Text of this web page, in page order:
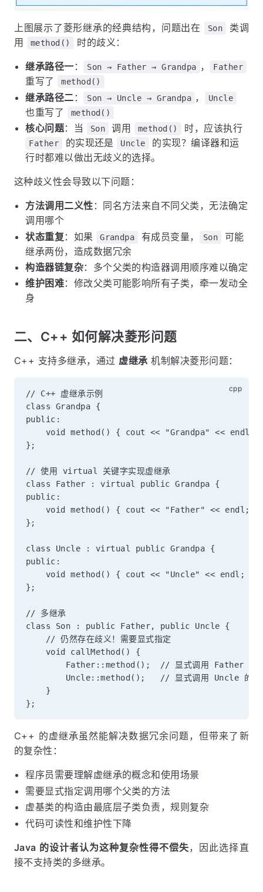
上图展示了菱形继承的经典结构，问题出在 Son
类调
用
method() 时的歧义：
继承路径一 ： Son → Father → Grandpa ， Father
重写了 method()
继承路径二 ： Son → Uncle → Grandpa ， Uncle
也重写了 method()
核心问题：当 Son 调用 method() 时，应该执行
Father 的实现还是 Uncle
的实现？编译器和运
行时都难以做出无歧义的选择。
这种歧义性会导致以下问题：
方法调用二义性 ：同名方法来自不同父类，无法确定
调用哪个
状态重复 ：如果 Grandpa 有成员变量， Son
可能
继承两份，造成数据冗余
构造器链复杂：多个父类的构造器调用顺序难以确定
维护困难：修改父类可能影响所有子类，牵一发动全
身
二、C++ 如何解决菱形问题
C++ 支持多继承，通过 虚继承 机制解决菱形问题：
// C++ 虚继承示例
class Grandpa {
public:
void method() { cout << "Grandpa" << endl;
};
// 使用 virtual 关键字实现虚继承
class Father : virtual public Grandpa {
public:
    void method() { cout << "Father" << endl; }
};
class Uncle : virtual public Grandpa {
public:
    void method() { cout << "Uncle" << endl; }
};
// 多继承
class Son : public Father, public Uncle {
    // 仍然存在歧义！需要显式指定
    void callMethod() {
Father::method();  // 显式调用 Father 的
Uncle::method();   // 显式调用 Uncle 的方
    }
C++ 的虚继承虽然能解决数据冗余问题，但带来了新
的复杂性：
程序员需要理解虚继承的概念和使用场景
需要显式指定调用哪个父类的方法
虚基类的构造由最底层子类负责，规则复杂
代码可读性和维护性下降
Java 的设计者认为这种复杂性得不偿失，因此选择直
接不支持类的多继承。